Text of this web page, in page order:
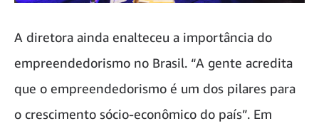
A diretora ainda enalteceu a importância do
empreendedorismo no Brasil. “A gente acredita
que o empreendedorismo é um dos pilares para
o crescimento sócio-econômico do país”. Em